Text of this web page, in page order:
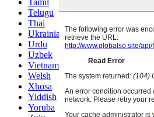
Tamil
Telugu
Thai
Ukrainian
Urdu
Uzbek
Vietnamese
Welsh
Xhosa
Yiddish
Yoruba